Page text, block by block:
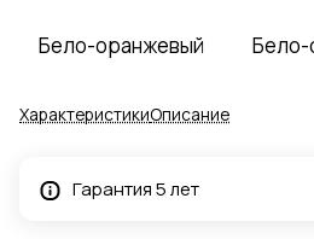
Бело-оранжевый Бело-
ХарактеристикиОписание
Гарантия 5 лет